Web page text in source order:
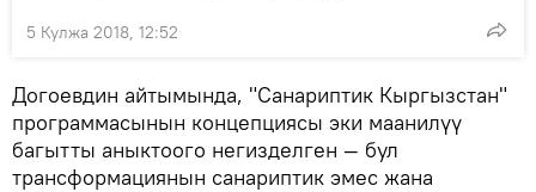
5 Кулжа 2018, 12:52
Догоевдин айтымында, "Санариптик Кыргызстан"
программасынын концепциясы эки маанилүү
багытты аныктоого негизделген — бул
трансформациянын санариптик эмес жана